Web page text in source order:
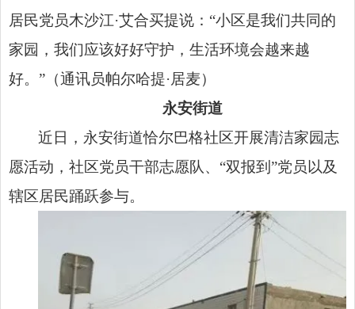
居民党员木沙江·艾合买提说：“小区是我们共同的
家园，我们应该好好守护，生活环境会越来越
好。”（通讯员帕尔哈提·居麦）
永安街道
近日，永安街道恰尔巴格社区开展清洁家园志
愿活动，社区党员干部志愿队、“双报到”党员以及
辖区居民踊跃参与。